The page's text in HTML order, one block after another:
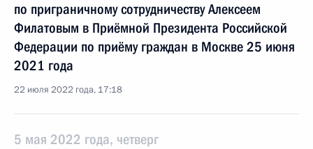
по приграничному сотрудничеству Алексеем
Филатовым в Приёмной Президента Российской
Федерации по приёму граждан в Москве 25 июня
2021 года
22 июля 2022 года, 17:18
5 мая 2022 года, четверг